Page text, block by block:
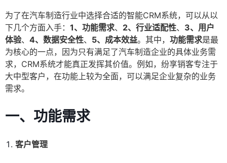
为了在汽车制造行业中选择合适的智能CRM系统，可以从以
下几个方面入手： 1、功能需求、 2、行业适配性、 3、用户
体验、 4、数据安全性、 5、成本效益。其中， 功能需求是最
为核心的一点，因为只有满足了汽车制造企业的具体业务需
求，CRM系统才能真正发挥其价值。例如，纷享销客专注于
大中型客户，在功能上较为全面，可以满足企业复杂的业务
需求。
一、功能需求
客户管理